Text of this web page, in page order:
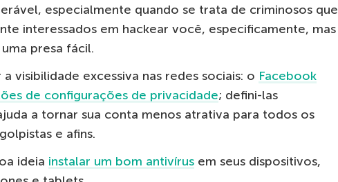
especialmente quando se trata de criminosos que
interessados em hackear você, especificamente, mas
presa fácil.
visibilidade excessiva nas redes sociais: o Facebook
de configurações de privacidade; defini-las
a tornar sua conta menos atrativa para todos os
e afins.
ideia instalar um bom antivírus em seus dispositivos,